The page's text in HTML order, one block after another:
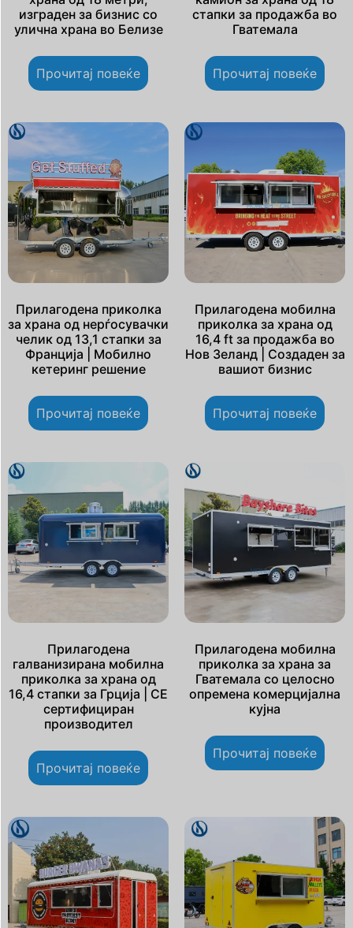
изграден за бизнис со
улична храна во Белизе
Прочитај повеќе
стапки за продажба во
Гватемала
Прочитај повеќе
Прилагодена приколка
за храна од нерѓосувачки
челик од 13,1 стапки за
Франција | Мобилно
кетеринг решение
Прочитај повеќе
Прилагодена мобилна
приколка за храна од
16,4 ft за продажба во
Нов Зеланд | Создаден за
вашиот бизнис
Прочитај повеќе
Прилагодена
галванизирана мобилна
приколка за храна од
16,4 стапки за Грција | CE
сертифициран
производител
Прочитај повеќе
Прилагодена мобилна
приколка за храна за
Гватемала со целосно
опремена комерцијална
кујна
Прочитај повеќе